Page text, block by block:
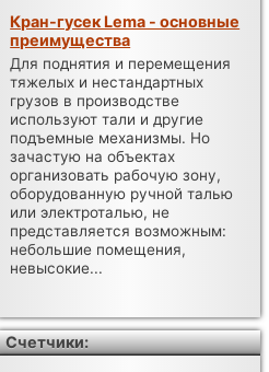
Кран-гусек Lema - основные
преимущества
Для поднятия и перемещения
тяжелых и нестандартных
грузов в производстве
используют тали и другие
подъемные механизмы. Но
зачастую на объектах
организовать рабочую зону,
оборудованную ручной талью
или электроталью, не
представляется возможным:
небольшие помещения,
невысокие...
Счетчики: